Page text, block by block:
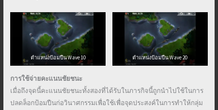
ตำแหน่งป้อมปืน Wave 10 ตำแหน่งป้อมปืน Wave 20
การใช้จ่ายคะแนนชัยชนะ
เมื่อถึงจุดนี้คะแนนชัยชนะทั้งสองที่ได้รับในภารกิจนี้ถูกนำไปใช้ในการ
ปลดล็อกป้อมปืนก่อวินาศกรรมเพื่อใช้เพื่อจุดประสงค์ในการทำให้กลุ่ม